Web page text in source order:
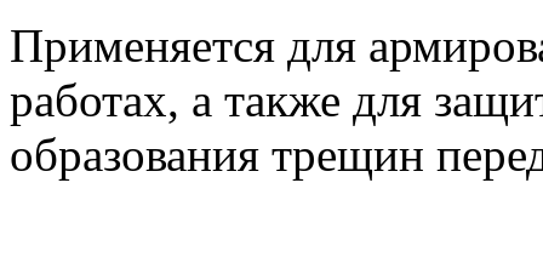
Применяется для
работах, а также для
образования трещин